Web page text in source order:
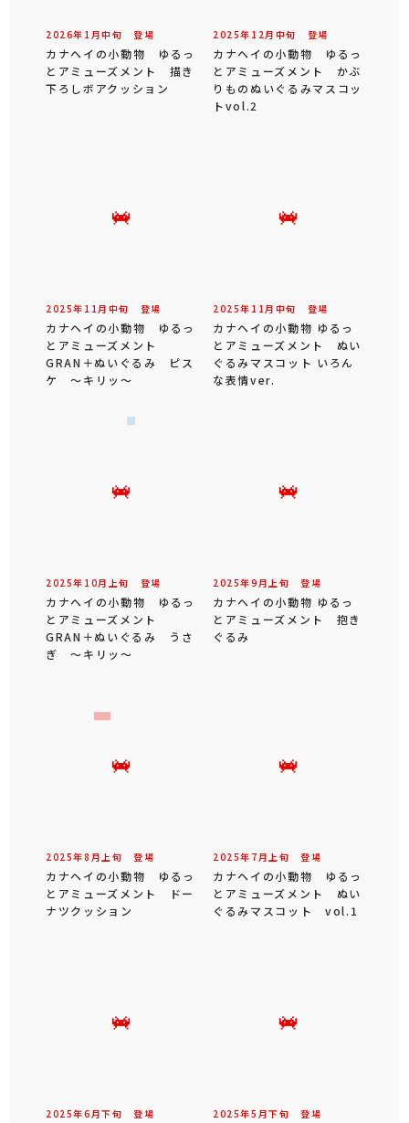
2026年 1 月中旬 登場
カナヘイの小動物 ゆるっ
とアミューズメント 描き
下ろしボアクッション
2025年 12 月 中旬 登場
カナヘイの小動物 ゆるっ
とアミューズメント かぶ
りものぬいぐるみマスコッ
トvol.2
2025年 11 月 中旬 登場
カナヘイの小動物 ゆるっ
とアミューズメント
GRAN＋ぬいぐるみ ピス
ケ ～キリッ～
2025年 11 月 中旬 登場
カナヘイの小動物 ゆるっ
とアミューズメント ぬい
ぐるみマスコット いろん
な表情ver.
2025年 10月 上旬 登場
カナヘイの小動物 ゆるっ
とアミューズメント
GRAN＋ぬいぐるみ うさ
ぎ ～キリッ～
2025年9 月 上旬 登場
カナヘイの小動物 ゆるっ
とアミューズメント 抱き
ぐるみ
2025年8 月 上旬 登場
カナヘイの小動物 ゆるっ
とアミューズメント ドー
ナツクッション
2025年 7 月 上旬 登場
カナヘイの小動物 ゆるっ
とアミューズメント ぬい
ぐるみマスコット vol.1
2025年6 月下旬 登場 2025年5 月下旬 登場